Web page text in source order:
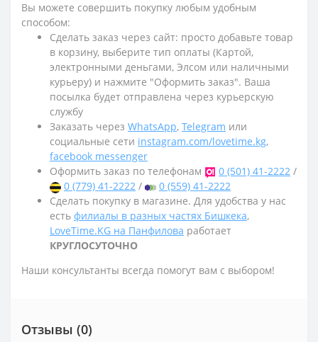
Вы можете совершить покупку любым удобным
способом:
Сделать заказ через сайт: просто добавьте товар
в корзину, выберите тип оплаты (Картой,
электронными деньгами, Элсом или наличными
курьеру) и нажмите "Оформить заказ". Ваша
посылка будет отправлена через курьерскую
службу
Заказать через WhatsApp, Telegram или
социальные сети instagram.com/lovetime.kg,
facebook messenger
Оформить заказ по телефонам
0 (501) 41-2222 /
0 (779) 41-2222 /
0 (559) 41-2222
Сделать покупку в магазине. Для удобства у нас
есть филиалы в разных частях Бишкека,
LoveTime.KG на Панфилова работает
КРУГЛОСУТОЧНО
Наши консультанты всегда помогут вам с выбором!
Отзывы (0)